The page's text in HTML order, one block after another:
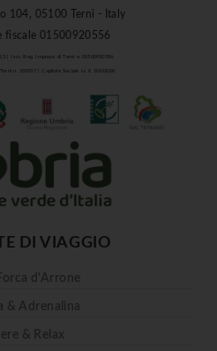
104, 05100 Terni - Italy
fiscale 01500920556
| Iscr. Reg. Imprese di Terni n. 01500920556
n. 101937 | Capitale Sociale i.v. € 10.000,00
DI VIAGGIO
d'Arrone
& Adrenalina
& Relax